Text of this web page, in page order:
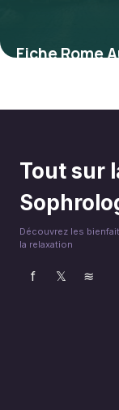
Fiche Rome
4 juillet 2025
Tout sur
Découvrez les
la relaxation
f 𝕏 ≋